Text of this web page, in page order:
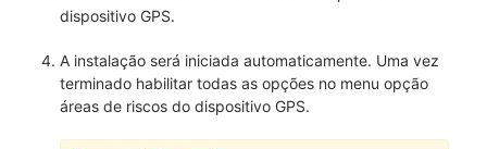
dispositivo GPS.
A instalação será iniciada automaticamente. Uma vez
terminado habilitar todas as opções no menu opção
áreas de riscos do dispositivo GPS.